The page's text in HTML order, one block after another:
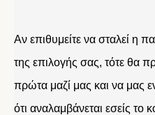
Αν επιθυμείτε να σταλεί η
της επιλογής σας, τότε θα
πρώτα μαζί μας και να μας
ότι αναλαμβάνεται εσείς το